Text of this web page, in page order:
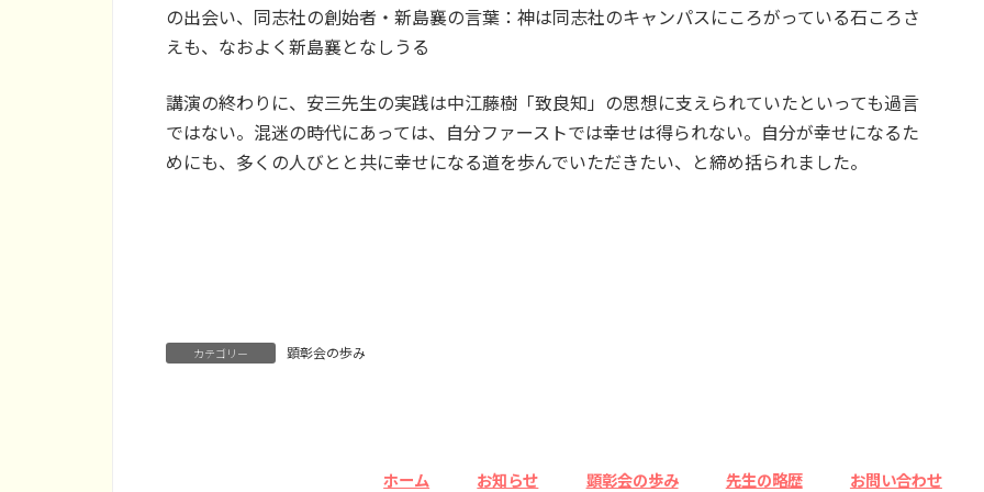
の出会い、同志社の創始者・新島襄の言葉：神は同志社のキャンパスにころがっている石ころさ
えも、なおよく新島襄となしうる
講演の終わりに、安三先生の実践は中江藤樹「致良知」の思想に支えられていたといっても過言
ではない。混迷の時代にあっては、自分ファーストでは幸せは得られない。自分が幸せになるた
めにも、多くの人びとと共に幸せになる道を歩んでいただきたい、と締め括られました。
カテゴリー 顕彰会の歩み
ホーム お知らせ 顕彰会の歩み 先生の略歴 お問い合わせ